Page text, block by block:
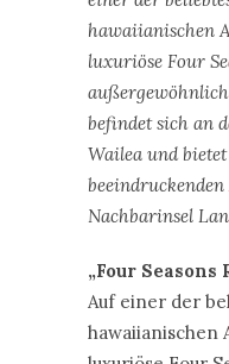
hawaiianischen
luxuriöse Four
befindet sich an
Wailea und
Nachbarinsel
„Four
Auf einer der
hawaiianischen